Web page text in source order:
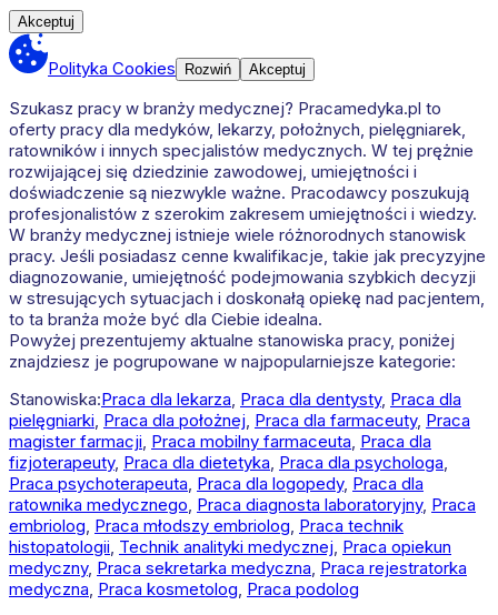
Akceptuj
Polityka Cookies Rozwiń Akceptuj
Szukasz pracy w branży medycznej? Pracamedyka.pl to
oferty pracy dla medyków, lekarzy, położnych, pielęgniarek,
ratowników i innych specjalistów medycznych. W tej prężnie
rozwijającej się dziedzinie zawodowej, umiejętności i
doświadczenie są niezwykle ważne. Pracodawcy poszukują
profesjonalistów z szerokim zakresem umiejętności i wiedzy.
W branży medycznej istnieje wiele różnorodnych stanowisk
pracy. Jeśli posiadasz cenne kwalifikacje, takie jak precyzyjne
diagnozowanie, umiejętność podejmowania szybkich decyzji
w stresujących sytuacjach i doskonałą opiekę nad pacjentem,
to ta branża może być dla Ciebie idealna.
Powyżej prezentujemy aktualne stanowiska pracy, poniżej
znajdziesz je pogrupowane w najpopularniejsze kategorie:
Stanowiska:Praca dla lekarza, Praca dla dentysty, Praca dla
pielęgniarki, Praca dla położnej, Praca dla farmaceuty, Praca
magister farmacji, Praca mobilny farmaceuta, Praca dla
fizjoterapeuty, Praca dla dietetyka, Praca dla psychologa,
Praca psychoterapeuta, Praca dla logopedy, Praca dla
ratownika medycznego, Praca diagnosta laboratoryjny, Praca
embriolog, Praca młodszy embriolog, Praca technik
histopatologii, Technik analityki medycznej, Praca opiekun
medyczny, Praca sekretarka medyczna, Praca rejestratorka
medyczna, Praca kosmetolog, Praca podolog